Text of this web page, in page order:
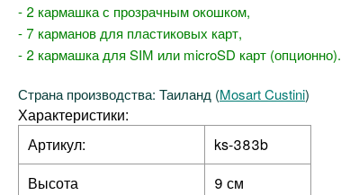
- 2 кармашка с прозрачным окошком,
- 7 карманов для пластиковых карт,
- 2 кармашка для SIМ или microSD карт (опционно).
Страна производства: Таиланд (Mosart Custini)
Характеристики:
Артикул:
ks-383b
Высота
9 см